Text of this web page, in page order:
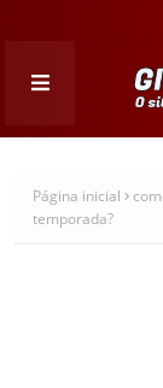
Página inicial
temporada?